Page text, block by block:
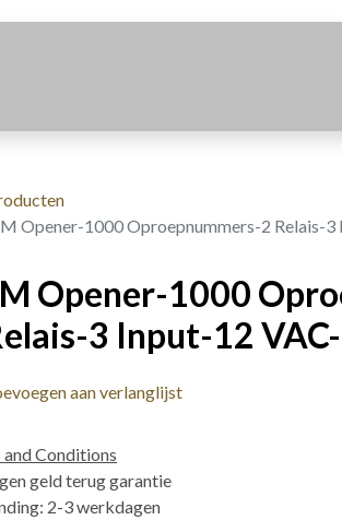
Opener-1000 Oproepnummers-2 Relais-3
Opener-1000
3 Input-12
aan verlanglijst
and Conditions
geld terug garantie
2-3 werkdagen